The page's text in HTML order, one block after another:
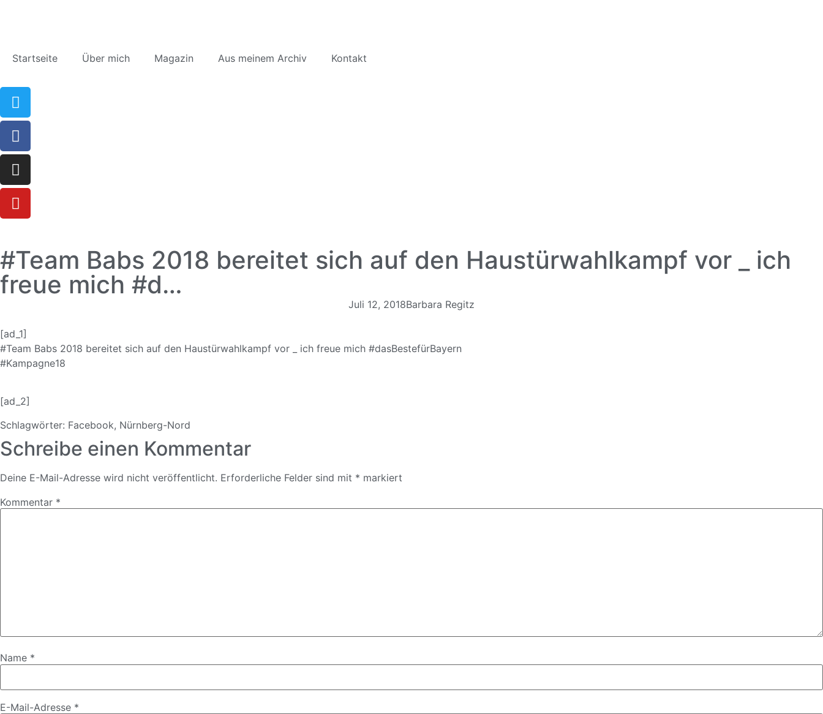
Startseite Über mich Magazin Aus meinem Archiv Kontakt
#Team Babs 2018 bereitet sich auf den Haustürwahlkampf vor _ ich
freue mich #d…
Juli 12, 2018Barbara Regitz
[ad_1]
#Team Babs 2018 bereitet sich auf den Haustürwahlkampf vor _ ich freue mich #dasBestefürBayern
#Kampagne18
[ad_2]
Schlagwörter: Facebook, Nürnberg-Nord
Schreibe einen Kommentar
Deine E-Mail-Adresse wird nicht veröffentlicht. Erforderliche Felder sind mit * markiert
Kommentar *
Name *
E-Mail-Adresse *